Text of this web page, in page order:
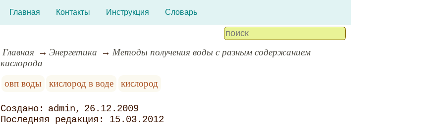
Главная Контакты Инструкция Словарь
Главная Энергетика
Методы получения воды с разным содержанием
кислорода
овп воды
кислород в воде кислород
admin
26.12.2009
15.03.2012